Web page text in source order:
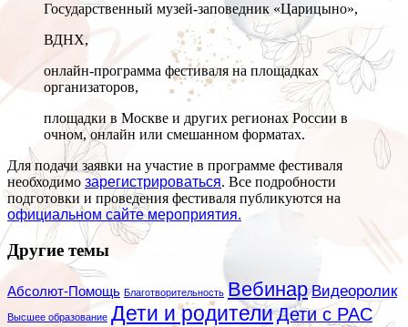
Государственный музей-заповедник «Царицыно»,
ВДНХ,
онлайн-программа фестиваля на площадках
организаторов,
площадки в Москве и других регионах России в
очном, онлайн или смешанном форматах.
Для подачи заявки на участие в программе фестиваля
необходимо зарегистрироваться. Все подробности
подготовки и проведения фестиваля публикуются на
официальном сайте мероприятия.
Другие темы
Абсолют-Помощь Благотворительность Вебинар Видеоролик
Высшее образование Дети и родителиДети с РАС